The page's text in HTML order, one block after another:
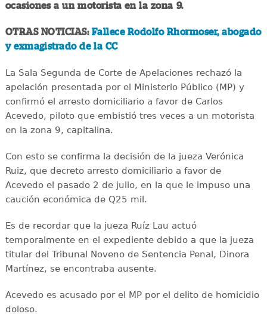
ocasiones a un motorista en la zona 9.
OTRAS NOTICIAS: Fallece Rodolfo Rhormoser, abogado
y exmagistrado de la CC
La Sala Segunda de Corte de Apelaciones rechazó la
apelación presentada por el Ministerio Público (MP) y
confirmó el arresto domiciliario a favor de Carlos
Acevedo, piloto que embistió tres veces a un motorista
en la zona 9, capitalina.
Con esto se confirma la decisión de la jueza Verónica
Ruiz, que decreto arresto domiciliario a favor de
Acevedo el pasado 2 de julio, en la que le impuso una
caución económica de Q25 mil.
Es de recordar que la jueza Ruíz Lau actuó
temporalmente en el expediente debido a que la jueza
titular del Tribunal Noveno de Sentencia Penal, Dinora
Martínez, se encontraba ausente.
Acevedo es acusado por el MP por el delito de homicidio
doloso.